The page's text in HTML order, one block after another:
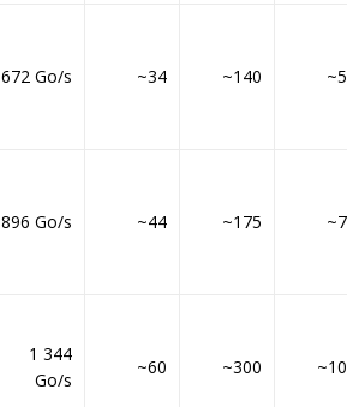
672 Go/s ~34 ~140
896 Go/s ~44 ~175
1 344
Go/s
~60 ~300